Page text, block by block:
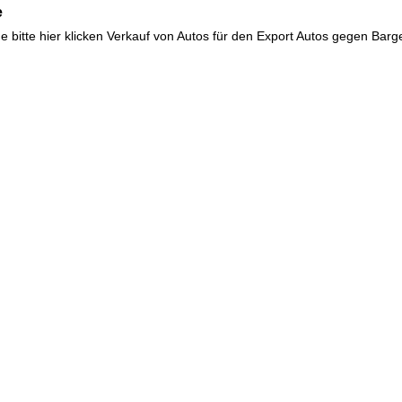
bitte hier klicken Verkauf von Autos für den ExportAutos gegen